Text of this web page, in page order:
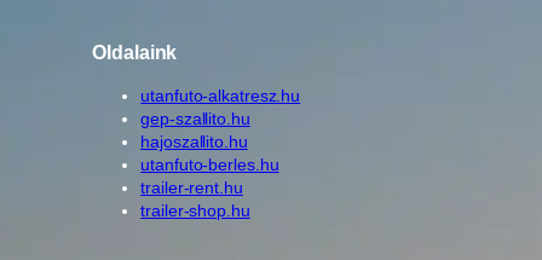
Oldalaink
utanfuto-alkatresz.hu
gep-szallito.hu
hajoszallito.hu
utanfuto-berles.hu
trailer-rent.hu
trailer-shop.hu